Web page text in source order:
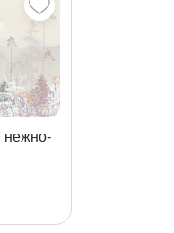
нежно-